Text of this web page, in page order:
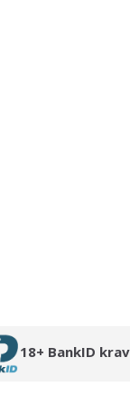
18+ BankID krav